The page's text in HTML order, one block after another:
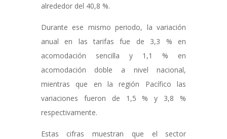
alrededor del 40,8 %.
Durante ese mismo periodo, la variación
anual en las tarifas fue de 3,3 % en
acomodación sencilla y 1,1 % en
acomodación doble a nivel nacional,
mientras que en la región Pacífico las
variaciones fueron de 1,5 % y 3,8 %
respectivamente.
Estas cifras muestran que el sector